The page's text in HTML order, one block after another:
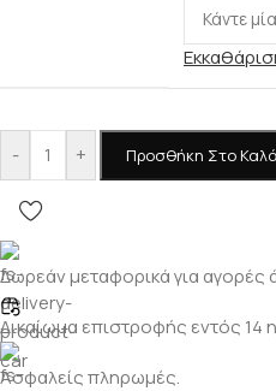
- + Προσθήκη Στο
Δωρεάν μεταφορικά για αγορές
Δικαίωμα επιστροφής εντός 14
Ασφαλείς πληρωμές.